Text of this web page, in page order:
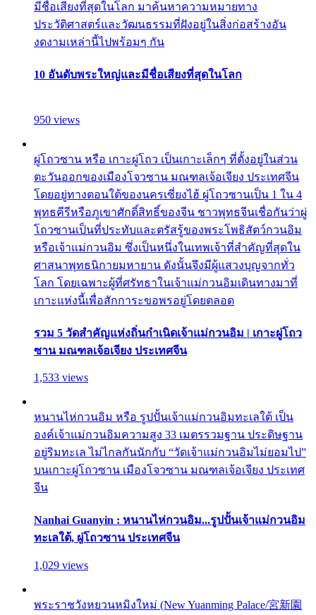
มีชื่อเสียงที่สุดในโลก มาค้นหาความหมายทาง
ประวัติศาสตร์และวัฒนธรรมที่ฝังอยู่ในสิ่งก่อสร้างอัน
งดงามเหล่านี้ไปพร้อมๆ กัน
10 อันดับพระใหญ่และมีชื่อเสียงที่สุดในโลก
950 views
ผู่โถวซาน หรือ เกาะผู่โถว เป็นเกาะเล็กๆ ที่ตั้งอยู่ในส่วน
ตะวันออกของเมืองโจวซาน มณฑลเจ้อเจียง ประเทศจีน
โดยอยู่ทางตอนใต้ของนครเซี่ยงไฮ้ ผู่โถวซานเป็น 1 ใน 4
พุทธคีรีหรือภูเขาศักดิ์สิทธิ์ของจีน ชาวพุทธจีนเชื่อกันว่าผู่
โถวซานเป็นที่ประทับและตรัสรู้ของพระโพธิสัตว์กวนอิม
หรือเจ้าแม่กวนอิม ซึ่งเป็นหนึ่งในเทพเจ้าที่สำคัญที่สุดใน
ศาสนาพุทธนิกายมหายาน ดังนั้นจึงมีผู้แสวงบุญจากทั่ว
โลก โดยเฉพาะผู้ที่ศรัทธาในเจ้าแม่กวนอิมเดินทางมาที่
เกาะแห่งนี้เพื่อสักการะขอพรอยู่โดยตลอด
รวม 5 วัดสำคัญแห่งถิ่นกำเนิดเจ้าแม่กวนอิม | เกาะผู่โถว
ซาน มณฑลเจ้อเจียง ประเทศจีน
1,533 views
หนานไห่กวนอิม หรือ รูปปั้นเจ้าแม่กวนอิมทะเลใต้ เป็น
องค์เจ้าแม่กวนอิมความสูง 33 เมตรรวมฐาน ประดิษฐาน
อยู่ริมทะเล ไม่ไกลกันนักกับ “วัดเจ้าแม่กวนอิมไม่ยอมไป”
บนเกาะผู่โถวซาน เมืองโจวซาน มณฑลเจ้อเจียง ประเทศ
จีน
Nanhai Guanyin : หนานไห่กวนอิม...รูปปั้นเจ้าแม่กวนอิม
ทะเลใต้, ผู่โถวซาน ประเทศจีน
1,029 views
พระราชวังหยวนหมิงใหม่ (New Yuanming Palace/宮新園